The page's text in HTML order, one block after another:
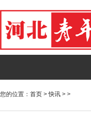
您的位置： 首页 >快讯 > >